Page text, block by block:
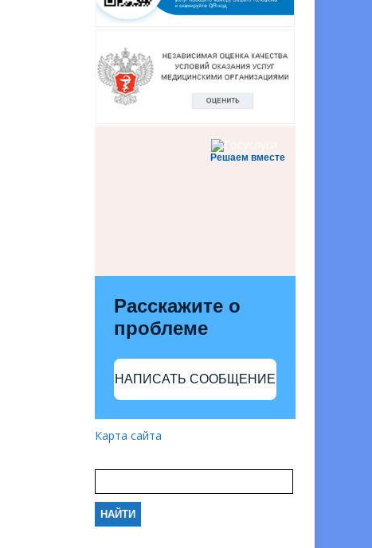
Решаем вместе
Расскажите о
проблеме
НАПИСАТЬ СООБЩЕНИЕ
Карта сайта